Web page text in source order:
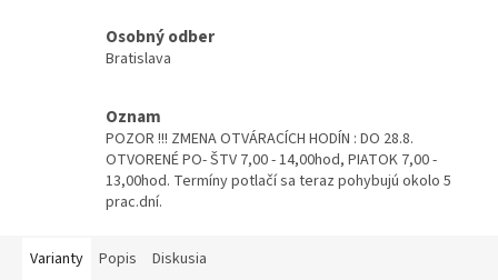
Osobný odber
Bratislava
Oznam
POZOR !!! ZMENA OTVÁRACÍCH HODÍN : DO 28.8.
OTVORENÉ PO- ŠTV 7,00 - 14,00hod, PIATOK 7,00 -
13,00hod. Termíny potlačí sa teraz pohybujú okolo 5
prac.dní.
Varianty Popis Diskusia